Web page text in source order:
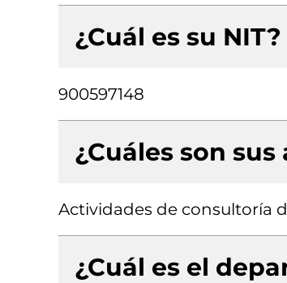
¿Cuál es su NIT?
900597148
¿Cuáles son
Actividades de consultoría
¿Cuál es el